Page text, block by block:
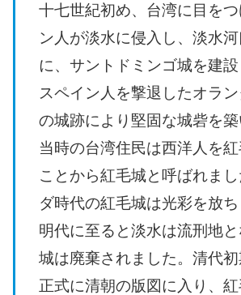
十七世紀初め、台湾に目を
ン人が淡水に侵入し、淡水
に、サントドミンゴ城を建設
スペイン人を撃退したオラ
の城跡により堅固な城砦を築
当時の台湾住民は西洋人を
ことから紅毛城と呼ばれま
ダ時代の紅毛城は光彩を放ち
明代に至ると淡水は流刑地
城は廃棄されました。清代
正式に清朝の版図に入り、